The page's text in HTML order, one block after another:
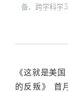
备、跨学科学
《这就是美
的反叛》 首